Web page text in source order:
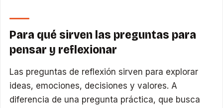
Para qué sirven las preguntas para
pensar y reflexionar
Las preguntas de reflexión sirven para explorar
ideas, emociones, decisiones y valores. A
diferencia de una pregunta práctica, que busca